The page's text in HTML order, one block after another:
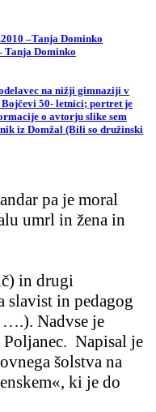
–Tanja Dominko
Tanja Dominko
na nižji gimnaziji v
50- letnici; portret je
o avtorju slike sem
iz Domžal (Bili so družinski
pa je moral
umrl in žena in
in drugi
slavist in pedagog
Nadvse je
Napisal je
šolstva na
ki je do